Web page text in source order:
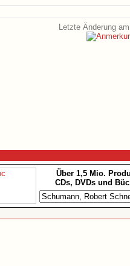
Letzte Änderung
Über 1,5 Mio.
CDs, DVDs und